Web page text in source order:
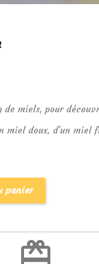
de miels, pour
miel doux, d'un
panier
redeem